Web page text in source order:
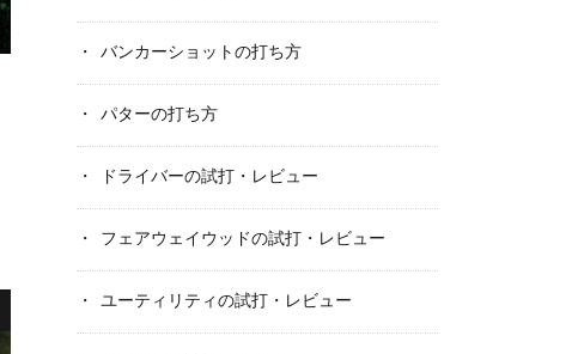
バンカーショットの打ち方
パターの打ち方
ドライバーの試打・レビュー
フェアウェイウッドの試打・レビュー
ユーティリティの試打・レビュー